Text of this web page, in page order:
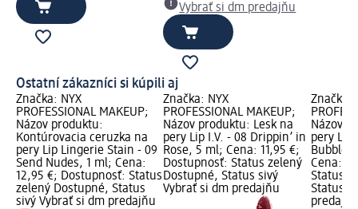
Vybrať si dm predajňu
Ostatní zákazníci si kúpili aj
Značka: NYX
PROFESSIONAL MAKEUP;
Názov produktu:
Kontúrovacia ceruzka na
pery Lip Lingerie Stain - 09
Send Nudes, 1 ml; Cena:
12,95 €; Dostupnosť: Status
zelený Dostupné, Status
sivý Vybrať si dm predajňu
Značka: NYX
PROFESSIONAL MAKEUP;
Názov produktu: Lesk na
pery Lip I.V. - 08 Drippin’ in
Rose, 5 ml; Cena: 11,95 €;
Dostupnosť: Status zelený
Dostupné, Status sivý
Vybrať si dm predajňu
Značka:
Názov
pery Lip
Cena:
Status
Status
predajňu